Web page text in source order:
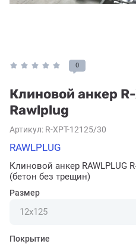
0
Клиновой анкер
Rawlplug
Артикул: R-XPT-12125/30
RAWLPLUG
Клиновой анкер RAWLPLUG
(бетон без трещин)
Размер
Покрытие